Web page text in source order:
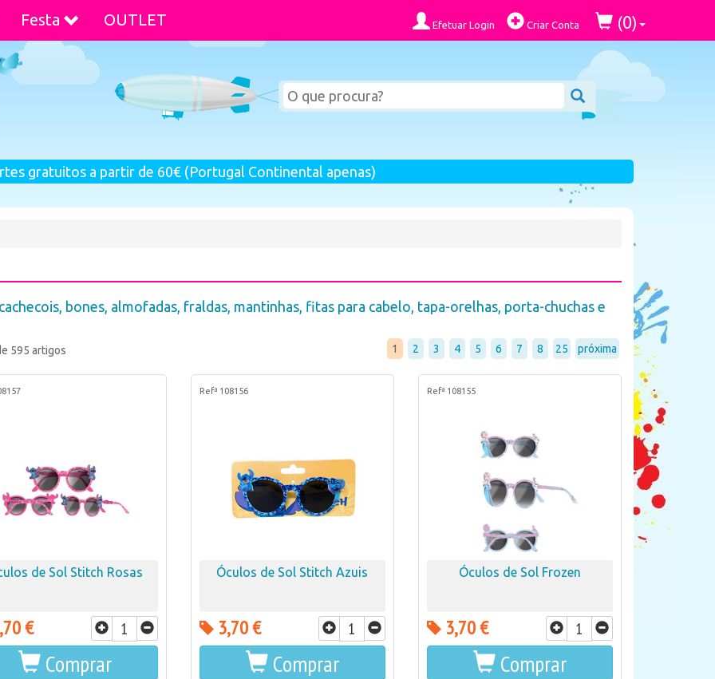
Festa OUTLET Efetuar Login Criar Conta (0)
gratuitos a partir de 60€ (Portugal Continental apenas)
bones, almofadas, fraldas, mantinhas, fitas para cabelo, tapa-orelhas, porta-chuchas e
595 artigos 1 2 3 4 5 6 7 8 25 próxima
de Sol Stitch Rosas
€
Comprar
Refª 108156
Óculos de Sol Stitch Azuis
3,70 €
Comprar
Refª 108155
Óculos de Sol Frozen
3,70 €
Comprar